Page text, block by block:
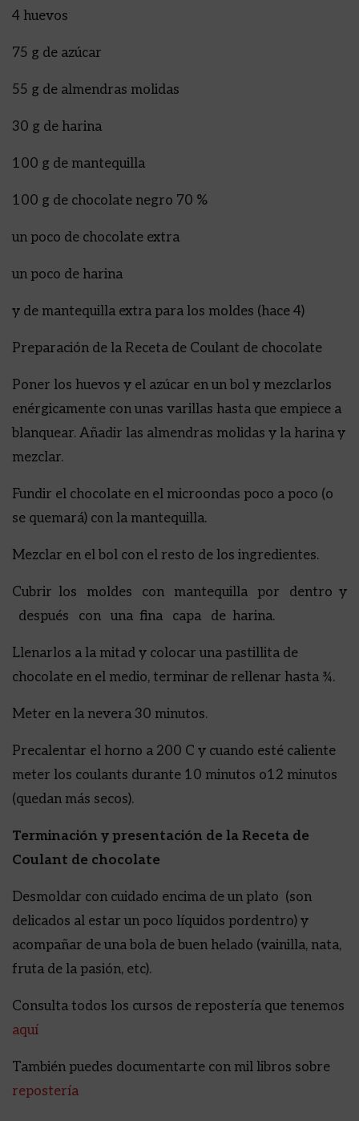
4 huevos
75 g de azúcar
55 g de almendras molidas
30 g de harina
100 g de mantequilla
100 g de chocolate negro 70 %
un poco de chocolate extra
un poco de harina
y de mantequilla extra para los moldes (hace 4)
Preparación de la Receta de Coulant de chocolate
Poner los huevos y el azúcar en un bol y mezclarlos
enérgicamente con unas varillas hasta que empiece a
blanquear. Añadir las almendras molidas y la harina y
mezclar.
Fundir el chocolate en el microondas poco a poco (o
se quemará) con la mantequilla.
Mezclar en el bol con el resto de los ingredientes.
Cubrir los moldes con mantequilla por dentro y
después con una fina capa de harina.
Llenarlos a la mitad y colocar una pastillita de
chocolate en el medio, terminar de rellenar hasta ¾.
Meter en la nevera 30 minutos.
Precalentar el horno a 200 C y cuando esté caliente
meter los coulants durante 10 minutos o12 minutos
(quedan más secos).
Terminación y presentación de la Receta de
Coulant de chocolate
Desmoldar con cuidado encima de un plato (son
delicados al estar un poco líquidos pordentro) y
acompañar de una bola de buen helado (vainilla, nata,
fruta de la pasión, etc).
Consulta todos los cursos de repostería que tenemos
aquí
También puedes documentarte con mil libros sobre
repostería